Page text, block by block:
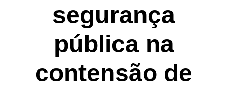
segurança
pública na
contensão de